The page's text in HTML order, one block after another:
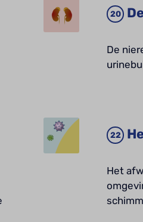
De
Het